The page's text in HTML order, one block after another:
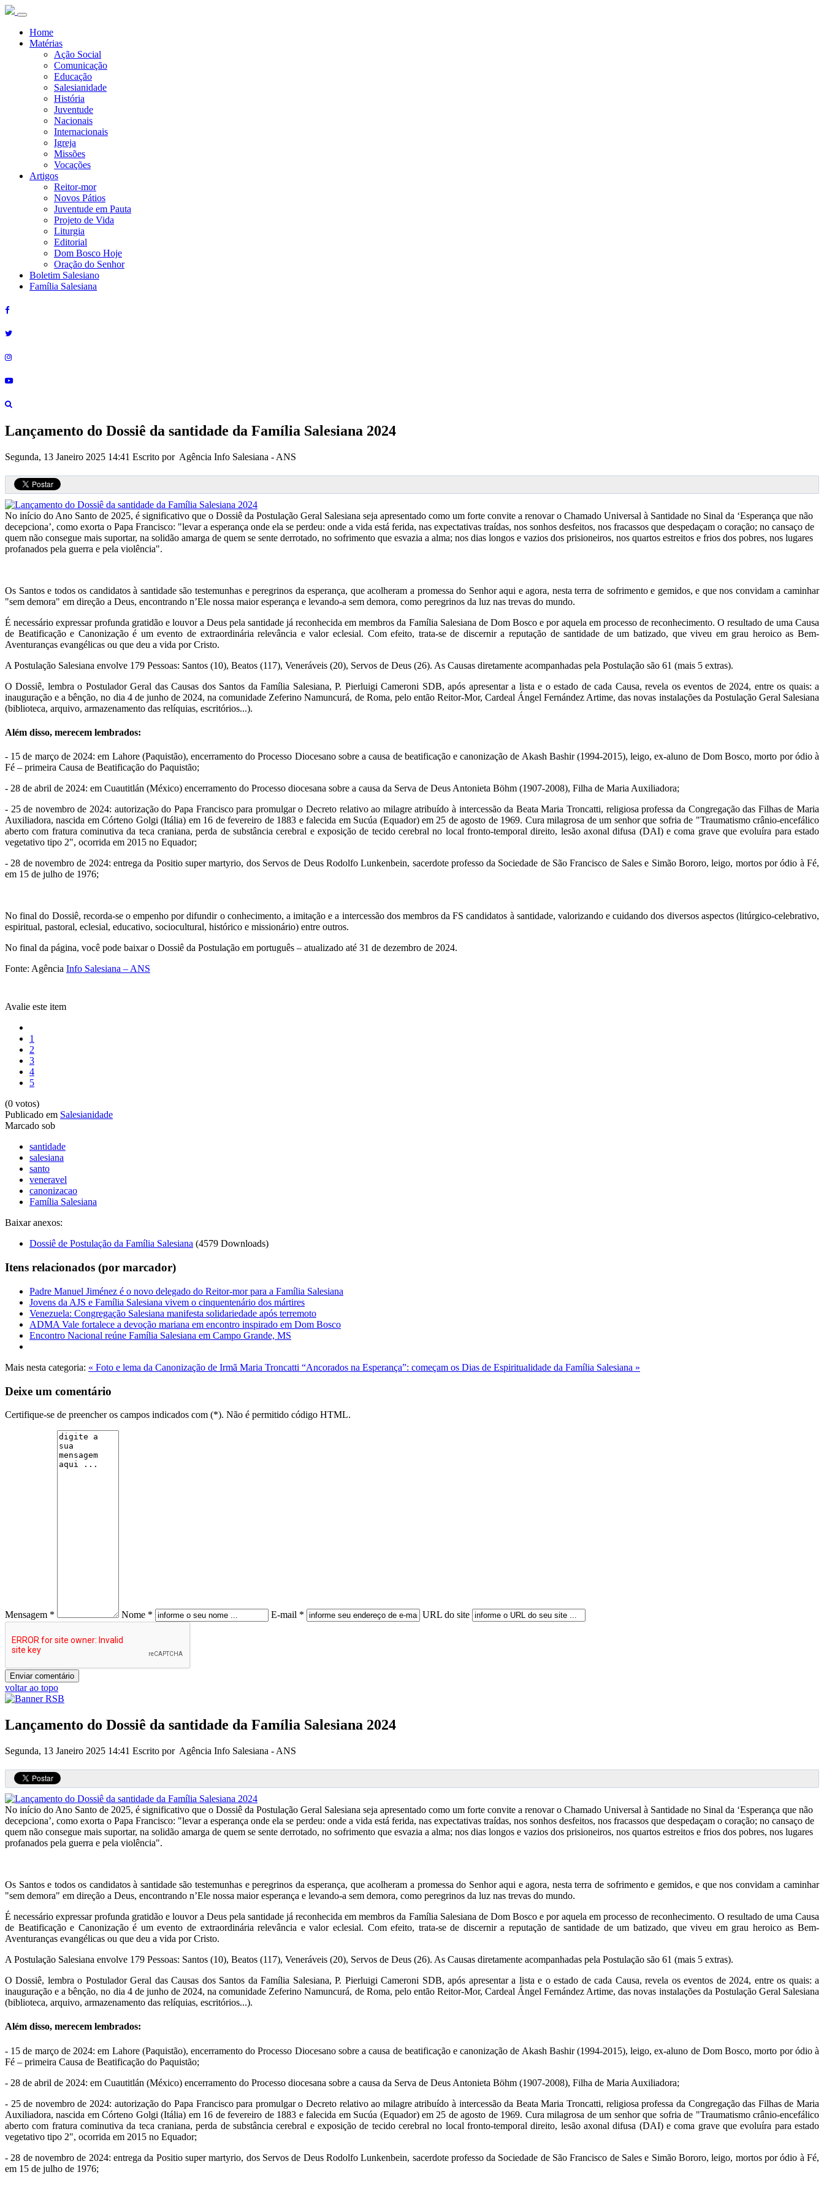
Home
Matérias
Ação Social
Comunicação
Educação
Salesianidade
História
Juventude
Nacionais
Internacionais
Igreja
Missões
Vocações
Artigos
Reitor-mor
Novos Pátios
Juventude em Pauta
Projeto de Vida
Liturgia
Editorial
Dom Bosco Hoje
Oração do Senhor
Boletim Salesiano
Família Salesiana
Lançamento do Dossiê da santidade da Família Salesiana 2024
Segunda, 13 Janeiro 2025 14:41 Escrito por Agência Info Salesiana - ANS
No início do Ano Santo de 2025, é significativo que o Dossiê da Postulação Geral Salesiana seja apresentado como um forte convite a renovar o Chamado Universal à Santidade no Sinal da ‘Esperança que não
decepciona’, como exorta o Papa Francisco: "levar a esperança onde ela se perdeu: onde a vida está ferida, nas expectativas traídas, nos sonhos desfeitos, nos fracassos que despedaçam o coração; no cansaço de
quem não consegue mais suportar, na solidão amarga de quem se sente derrotado, no sofrimento que esvazia a alma; nos dias longos e vazios dos prisioneiros, nos quartos estreitos e frios dos pobres, nos lugares
profanados pela guerra e pela violência".
Os Santos e todos os candidatos à santidade são testemunhas e peregrinos da esperança, que acolheram a promessa do Senhor aqui e agora, nesta terra de sofrimento e gemidos, e que nos convidam a caminhar
"sem demora" em direção a Deus, encontrando n’Ele nossa maior esperança e levando-a sem demora, como peregrinos da luz nas trevas do mundo.
É necessário expressar profunda gratidão e louvor a Deus pela santidade já reconhecida em membros da Família Salesiana de Dom Bosco e por aquela em processo de reconhecimento. O resultado de uma Causa
de Beatificação e Canonização é um evento de extraordinária relevância e valor eclesial. Com efeito, trata-se de discernir a reputação de santidade de um batizado, que viveu em grau heroico as Bem-
Aventuranças evangélicas ou que deu a vida por Cristo.
A Postulação Salesiana envolve 179 Pessoas: Santos (10), Beatos (117), Veneráveis (20), Servos de Deus (26). As Causas diretamente acompanhadas pela Postulação são 61 (mais 5 extras).
O Dossiê, lembra o Postulador Geral das Causas dos Santos da Família Salesiana, P. Pierluigi Cameroni SDB, após apresentar a lista e o estado de cada Causa, revela os eventos de 2024, entre os quais: a
inauguração e a bênção, no dia 4 de junho de 2024, na comunidade Zeferino Namuncurá, de Roma, pelo então Reitor-Mor, Cardeal Ángel Fernández Artime, das novas instalações da Postulação Geral Salesiana
(biblioteca, arquivo, armazenamento das relíquias, escritórios...).
Além disso, merecem lembrados:
- 15 de março de 2024: em Lahore (Paquistão), encerramento do Processo Diocesano sobre a causa de beatificação e canonização de Akash Bashir (1994-2015), leigo, ex-aluno de Dom Bosco, morto por ódio à
Fé – primeira Causa de Beatificação do Paquistão;
- 28 de abril de 2024: em Cuautitlán (México) encerramento do Processo diocesana sobre a causa da Serva de Deus Antonieta Böhm (1907-2008), Filha de Maria Auxiliadora;
- 25 de novembro de 2024: autorização do Papa Francisco para promulgar o Decreto relativo ao milagre atribuído à intercessão da Beata Maria Troncatti, religiosa professa da Congregação das Filhas de Maria
Auxiliadora, nascida em Córteno Golgi (Itália) em 16 de fevereiro de 1883 e falecida em Sucúa (Equador) em 25 de agosto de 1969. Cura milagrosa de um senhor que sofria de "Traumatismo crânio-encefálico
aberto com fratura cominutiva da teca craniana, perda de substância cerebral e exposição de tecido cerebral no local fronto-temporal direito, lesão axonal difusa (DAI) e coma grave que evoluíra para estado
vegetativo tipo 2", ocorrida em 2015 no Equador;
- 28 de novembro de 2024: entrega da Positio super martyrio, dos Servos de Deus Rodolfo Lunkenbein, sacerdote professo da Sociedade de São Francisco de Sales e Simão Bororo, leigo, mortos por ódio à Fé,
em 15 de julho de 1976;
No final do Dossiê, recorda-se o empenho por difundir o conhecimento, a imitação e a intercessão dos membros da FS candidatos à santidade, valorizando e cuidando dos diversos aspectos (litúrgico-celebrativo,
espiritual, pastoral, eclesial, educativo, sociocultural, histórico e missionário) entre outros.
No final da página, você pode baixar o Dossiê da Postulação em português – atualizado até 31 de dezembro de 2024.
Fonte: Agência Info Salesiana – ANS
Avalie este item
1
2
3
4
5
(0 votos)
Publicado em Salesianidade
Marcado sob
santidade
salesiana
santo
veneravel
canonizacao
Família Salesiana
Baixar anexos:
Dossiê de Postulação da Família Salesiana (4579 Downloads)
Itens relacionados (por marcador)
Padre Manuel Jiménez é o novo delegado do Reitor-mor para a Família Salesiana
Jovens da AJS e Família Salesiana vivem o cinquentenário dos mártires
Venezuela: Congregação Salesiana manifesta solidariedade após terremoto
ADMA Vale fortalece a devoção mariana em encontro inspirado em Dom Bosco
Encontro Nacional reúne Família Salesiana em Campo Grande, MS
Mais nesta categoria: « Foto e lema da Canonização de Irmã Maria Troncatti “Ancorados na Esperança”: começam os Dias de Espiritualidade da Família Salesiana »
Deixe um comentário
Certifique-se de preencher os campos indicados com (*). Não é permitido código HTML.
Mensagem * Nome * E-mail * URL do site
voltar ao topo
Lançamento do Dossiê da santidade da Família Salesiana 2024
Segunda, 13 Janeiro 2025 14:41 Escrito por Agência Info Salesiana - ANS
No início do Ano Santo de 2025, é significativo que o Dossiê da Postulação Geral Salesiana seja apresentado como um forte convite a renovar o Chamado Universal à Santidade no Sinal da ‘Esperança que não
decepciona’, como exorta o Papa Francisco: "levar a esperança onde ela se perdeu: onde a vida está ferida, nas expectativas traídas, nos sonhos desfeitos, nos fracassos que despedaçam o coração; no cansaço de
quem não consegue mais suportar, na solidão amarga de quem se sente derrotado, no sofrimento que esvazia a alma; nos dias longos e vazios dos prisioneiros, nos quartos estreitos e frios dos pobres, nos lugares
profanados pela guerra e pela violência".
Os Santos e todos os candidatos à santidade são testemunhas e peregrinos da esperança, que acolheram a promessa do Senhor aqui e agora, nesta terra de sofrimento e gemidos, e que nos convidam a caminhar
"sem demora" em direção a Deus, encontrando n’Ele nossa maior esperança e levando-a sem demora, como peregrinos da luz nas trevas do mundo.
É necessário expressar profunda gratidão e louvor a Deus pela santidade já reconhecida em membros da Família Salesiana de Dom Bosco e por aquela em processo de reconhecimento. O resultado de uma Causa
de Beatificação e Canonização é um evento de extraordinária relevância e valor eclesial. Com efeito, trata-se de discernir a reputação de santidade de um batizado, que viveu em grau heroico as Bem-
Aventuranças evangélicas ou que deu a vida por Cristo.
A Postulação Salesiana envolve 179 Pessoas: Santos (10), Beatos (117), Veneráveis (20), Servos de Deus (26). As Causas diretamente acompanhadas pela Postulação são 61 (mais 5 extras).
O Dossiê, lembra o Postulador Geral das Causas dos Santos da Família Salesiana, P. Pierluigi Cameroni SDB, após apresentar a lista e o estado de cada Causa, revela os eventos de 2024, entre os quais: a
inauguração e a bênção, no dia 4 de junho de 2024, na comunidade Zeferino Namuncurá, de Roma, pelo então Reitor-Mor, Cardeal Ángel Fernández Artime, das novas instalações da Postulação Geral Salesiana
(biblioteca, arquivo, armazenamento das relíquias, escritórios...).
Além disso, merecem lembrados:
- 15 de março de 2024: em Lahore (Paquistão), encerramento do Processo Diocesano sobre a causa de beatificação e canonização de Akash Bashir (1994-2015), leigo, ex-aluno de Dom Bosco, morto por ódio à
Fé – primeira Causa de Beatificação do Paquistão;
- 28 de abril de 2024: em Cuautitlán (México) encerramento do Processo diocesana sobre a causa da Serva de Deus Antonieta Böhm (1907-2008), Filha de Maria Auxiliadora;
- 25 de novembro de 2024: autorização do Papa Francisco para promulgar o Decreto relativo ao milagre atribuído à intercessão da Beata Maria Troncatti, religiosa professa da Congregação das Filhas de Maria
Auxiliadora, nascida em Córteno Golgi (Itália) em 16 de fevereiro de 1883 e falecida em Sucúa (Equador) em 25 de agosto de 1969. Cura milagrosa de um senhor que sofria de "Traumatismo crânio-encefálico
aberto com fratura cominutiva da teca craniana, perda de substância cerebral e exposição de tecido cerebral no local fronto-temporal direito, lesão axonal difusa (DAI) e coma grave que evoluíra para estado
vegetativo tipo 2", ocorrida em 2015 no Equador;
- 28 de novembro de 2024: entrega da Positio super martyrio, dos Servos de Deus Rodolfo Lunkenbein, sacerdote professo da Sociedade de São Francisco de Sales e Simão Bororo, leigo, mortos por ódio à Fé,
em 15 de julho de 1976;